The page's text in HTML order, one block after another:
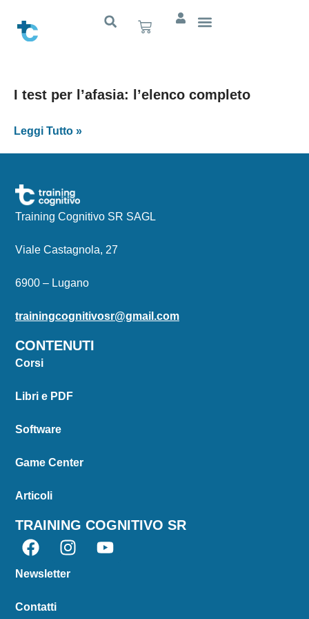
I test per l’afasia: l’elenco completo
Leggi Tutto »
Training Cognitivo SR SAGL
Viale Castagnola, 27
6900 – Lugano
trainingcognitivosr@gmail.com
CONTENUTI
Corsi
Libri e PDF
Software
Game Center
Articoli
TRAINING COGNITIVO SR
Newsletter
Contatti